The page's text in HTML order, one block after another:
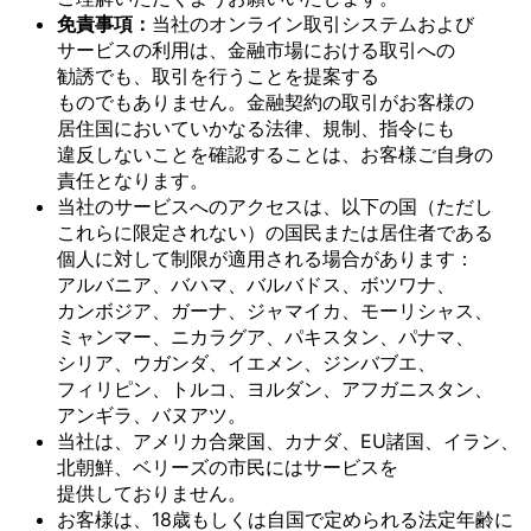
免責事項： 当社のオンライン取引システムおよび
サービスの利用は、 金融市場における取引への
勧誘でも、 取引を行う ことを提案する
ものでもありません。 金融契約の取引がお客様の
居住国においていかなる法律、 規制、 指令にも
違反しないことを確認する ことは、 お客様ご自身の
責任と なります。
当社のサービスへのアクセスは、 以下の国 （ただし
これらに限定されない）の国民または居住者である
個人に対して制限が適用される場合があります：
アルバニア、 バハマ、 バルバドス、 ボツワナ、
カンボジア、 ガーナ、 ジャマイカ、 モーリシャス、
ミャンマー、 ニカラグア、 パキスタン、 パナマ、
シリア、 ウガンダ、 イエメン、 ジンバブエ、
フィリピン、
トルコ、 ヨルダン、 アフガニスタン、
アンギラ、 バヌアツ。
当社は、 アメリカ合衆国、 カナダ、 EU諸国、 イラン、
北朝鮮、 ベリーズの市民にはサービスを
提供しておりません。
お客様は、 18歳も しくは自国で定められる法定年齢に